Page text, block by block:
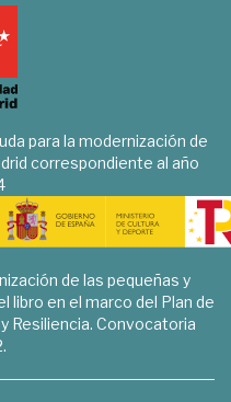
para la modernización de
correspondiente al año
de las pequeñas y
libro en el marco del Plan de
Resiliencia. Convocatoria